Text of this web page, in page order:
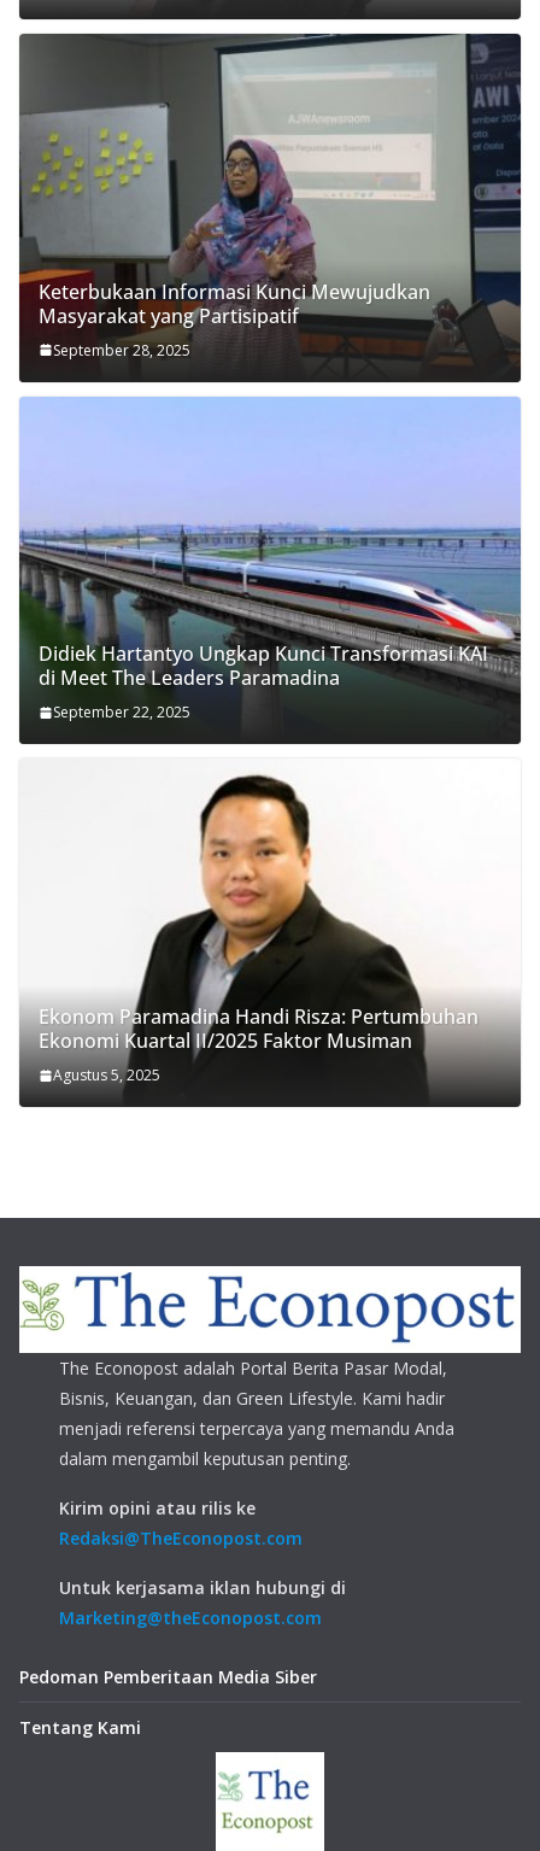
Keterbukaan Informasi Kunci Mewujudkan
Masyarakat yang Partisipatif
September 28, 2025
Didiek Hartantyo Ungkap Kunci Transformasi KAI
di Meet The Leaders Paramadina
September 22, 2025
Ekonom Paramadina Handi Risza: Pertumbuhan
Ekonomi Kuartal II/2025 Faktor Musiman
Agustus 5, 2025
The Econopost adalah Portal Berita Pasar Modal,
Bisnis, Keuangan, dan Green Lifestyle. Kami hadir
menjadi referensi terpercaya yang memandu Anda
dalam mengambil keputusan penting.
Kirim opini atau rilis ke
Redaksi@TheEconopost.com
Untuk kerjasama iklan hubungi di
Marketing@theEconopost.com
Pedoman Pemberitaan Media Siber
Tentang Kami